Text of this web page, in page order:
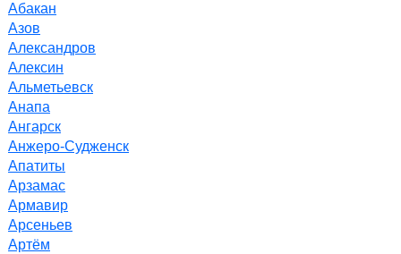
Абакан
Азов
Александров
Алексин
Альметьевск
Анапа
Ангарск
Анжеро-Судженск
Апатиты
Арзамас
Армавир
Арсеньев
Артём